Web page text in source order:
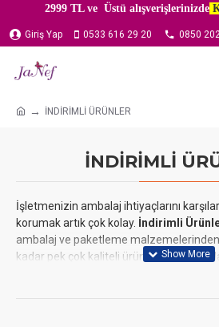
2999 TL ve Üstü alışverişlerinizde
Giriş Yap 0533 616 29 20 0850
İNDİRİMLİ ÜRÜNLER
İNDİRİMLİ
İşletmenizin ambalaj ihtiyaçlarını
korumak artık çok kolay. İndirimli
ambalaj ve paketleme
kadar pek çok kaliteli ürüne özel
sayfamızı ziyaret edin. Profesyonel ve